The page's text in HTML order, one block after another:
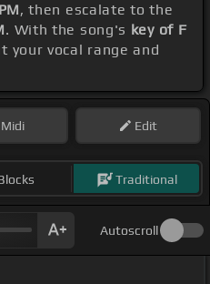
, then escalate to the
. With the song's key of F
your vocal range and
Midi Edit
Traditional
Autoscroll